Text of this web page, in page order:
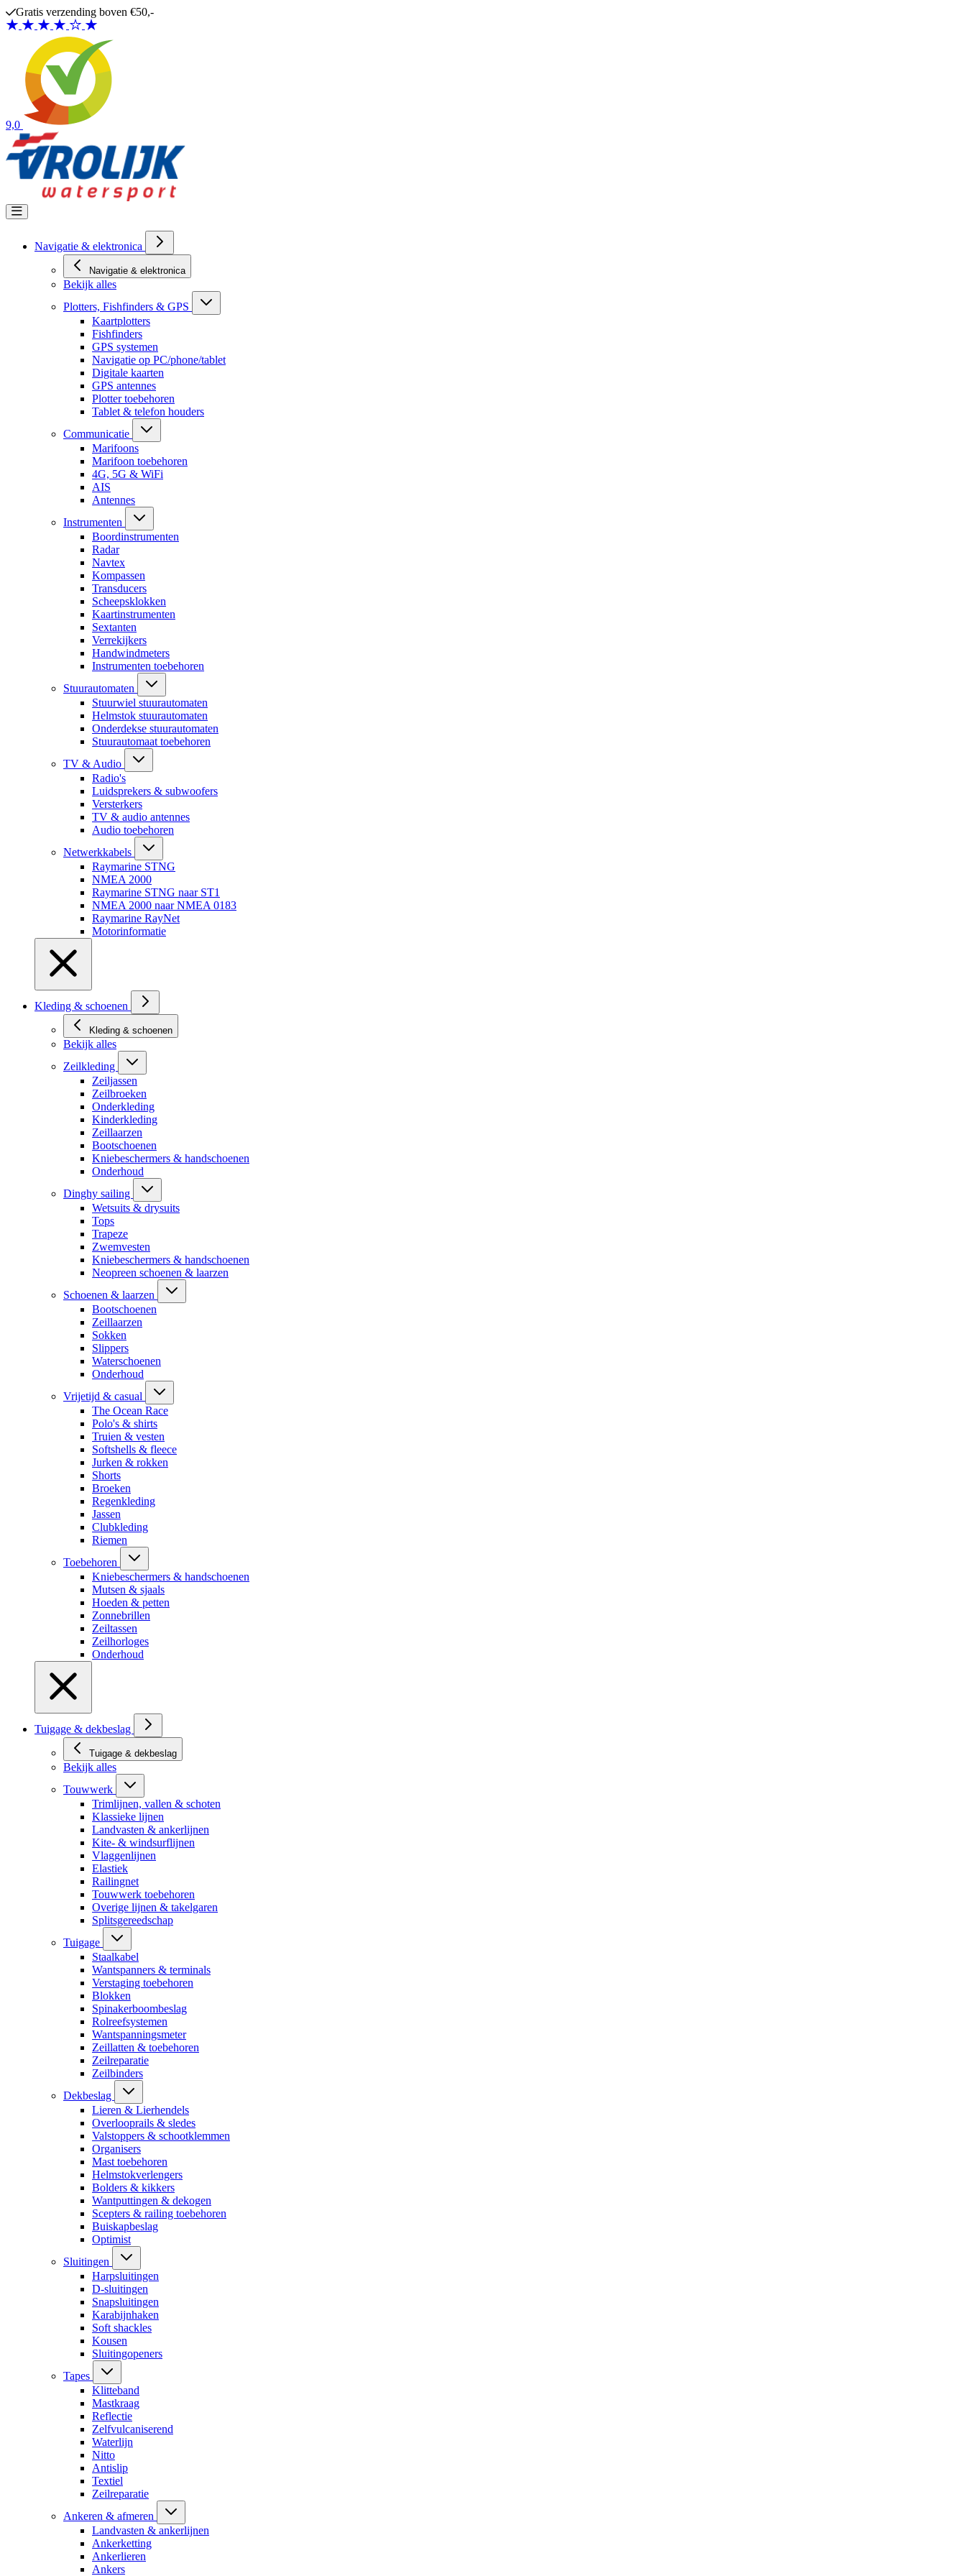
Ga naar de inhoud
Gratis verzending boven €50,-
9,0
Navigatie & elektronica
Navigatie & elektronica
Bekijk alles
Plotters, Fishfinders & GPS
Kaartplotters
Fishfinders
GPS systemen
Navigatie op PC/phone/tablet
Digitale kaarten
GPS antennes
Plotter toebehoren
Tablet & telefon houders
Communicatie
Marifoons
Marifoon toebehoren
4G, 5G & WiFi
AIS
Antennes
Instrumenten
Boordinstrumenten
Radar
Navtex
Kompassen
Transducers
Scheepsklokken
Kaartinstrumenten
Sextanten
Verrekijkers
Handwindmeters
Instrumenten toebehoren
Stuurautomaten
Stuurwiel stuurautomaten
Helmstok stuurautomaten
Onderdekse stuurautomaten
Stuurautomaat toebehoren
TV & Audio
Radio's
Luidsprekers & subwoofers
Versterkers
TV & audio antennes
Audio toebehoren
Netwerkkabels
Raymarine STNG
NMEA 2000
Raymarine STNG naar ST1
NMEA 2000 naar NMEA 0183
Raymarine RayNet
Motorinformatie
Kleding & schoenen
Kleding & schoenen
Bekijk alles
Zeilkleding
Zeiljassen
Zeilbroeken
Onderkleding
Kinderkleding
Zeillaarzen
Bootschoenen
Kniebeschermers & handschoenen
Onderhoud
Dinghy sailing
Wetsuits & drysuits
Tops
Trapeze
Zwemvesten
Kniebeschermers & handschoenen
Neopreen schoenen & laarzen
Schoenen & laarzen
Bootschoenen
Zeillaarzen
Sokken
Slippers
Waterschoenen
Onderhoud
Vrijetijd & casual
The Ocean Race
Polo's & shirts
Truien & vesten
Softshells & fleece
Jurken & rokken
Shorts
Broeken
Regenkleding
Jassen
Clubkleding
Riemen
Toebehoren
Kniebeschermers & handschoenen
Mutsen & sjaals
Hoeden & petten
Zonnebrillen
Zeiltassen
Zeilhorloges
Onderhoud
Tuigage & dekbeslag
Tuigage & dekbeslag
Bekijk alles
Touwwerk
Trimlijnen, vallen & schoten
Klassieke lijnen
Landvasten & ankerlijnen
Kite- & windsurflijnen
Vlaggenlijnen
Elastiek
Railingnet
Touwwerk toebehoren
Overige lijnen & takelgaren
Splitsgereedschap
Tuigage
Staalkabel
Wantspanners & terminals
Verstaging toebehoren
Blokken
Spinakerboombeslag
Rolreefsystemen
Wantspanningsmeter
Zeillatten & toebehoren
Zeilreparatie
Zeilbinders
Dekbeslag
Lieren & Lierhendels
Overlooprails & sledes
Valstoppers & schootklemmen
Organisers
Mast toebehoren
Helmstokverlengers
Bolders & kikkers
Wantputtingen & dekogen
Scepters & railing toebehoren
Buiskapbeslag
Optimist
Sluitingen
Harpsluitingen
D-sluitingen
Snapsluitingen
Karabijnhaken
Soft shackles
Kousen
Sluitingopeners
Tapes
Klitteband
Mastkraag
Reflectie
Zelfvulcaniserend
Waterlijn
Nitto
Antislip
Textiel
Zeilreparatie
Ankeren & afmeren
Landvasten & ankerlijnen
Ankerketting
Ankerlieren
Ankers